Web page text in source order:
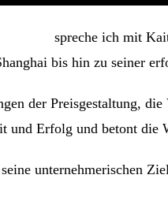
spreche ich mit
bis hin zu seiner
der Preisgestaltung,
und Erfolg und betont die
unternehmerischen